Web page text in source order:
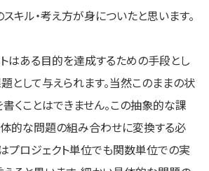
スキル・考え方が身についたと思います。
はある目的を達成するための手段とし
として与えられます。当然このままの状
くことはできません。この抽象的な課
的な問題の組み合わせに変換する必
プロジェクト単位でも関数単位での実